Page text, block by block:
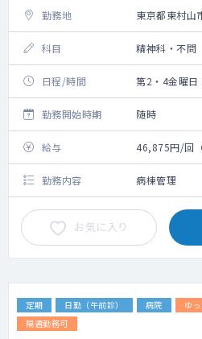
勤務地 東京都東村山
科目 精神科・不問
日程/時間 第2・4金曜
勤務開始時期 随時
給与 46,875円/回
勤務内容 病棟管理
お気に入り
定期 日勤（午前診） 病院 ゆ
隔週勤務可